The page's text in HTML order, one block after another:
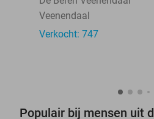
Veenendaal
Verkocht: 747
Populair bij mensen uit